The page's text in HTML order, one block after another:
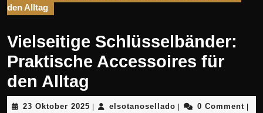
den Alltag
Vielseitige Schlüsselbänder:
Praktische Accessoires für
den Alltag
23 Oktober 2025 23| elsotanosellado elsotanosellado
| 0 Comment |